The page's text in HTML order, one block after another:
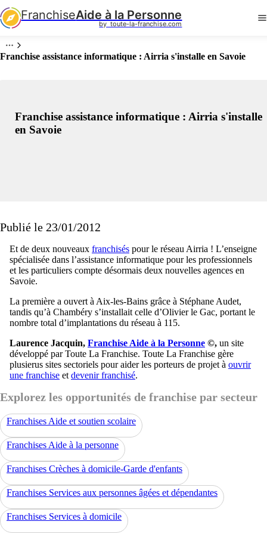
FranchiseAide à la Personne
by  toute-la-franchise.com
Franchise assistance informatique : Airria s'installe en Savoie
Franchise assistance informatique : Airria s'installe
en Savoie
Publié le 23/01/2012
Et de deux nouveaux franchisés pour le réseau Airria ! L’enseigne
spécialisée dans l’assistance informatique pour les professionnels
et les particuliers compte désormais deux nouvelles agences en
Savoie.
La première a ouvert à Aix-les-Bains grâce à Stéphane Audet,
tandis qu’à Chambéry s’installait celle d’Olivier le Gac, portant le
nombre total d’implantations du réseau à 115.
Laurence Jacquin, Franchise Aide à la Personne ©, un site
développé par Toute La Franchise. Toute La Franchise gère
plusierus sites sectoriels pour aider les porteurs de projet à ouvrir
une franchise et devenir franchisé.
Explorez les opportunités de franchise par secteur
Franchises Aide et soutien scolaire
Franchises Aide à la personne
Franchises Crèches à domicile-Garde d'enfants
Franchises Services aux personnes âgées et dépendantes
Franchises Services à domicile